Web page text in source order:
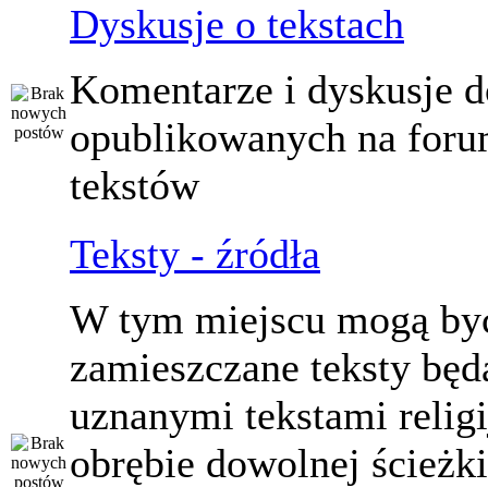
Dyskusje o tekstach
Komentarze i dyskusje
opublikowanych na
tekstów
Teksty - źródła
W tym miejscu mogą
zamieszczane teksty
uznanymi tekstami
obrębie dowolnej ścieżki